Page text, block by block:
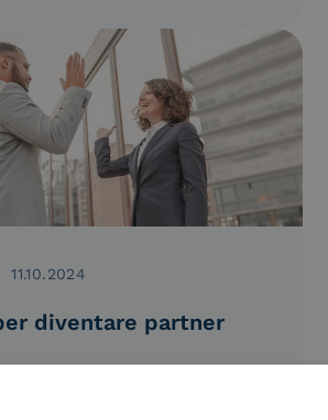
11.10.2024
diventare partner